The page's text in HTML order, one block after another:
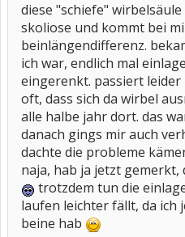
diese "schiefe"
skoliose und kommt bei
beinlängendifferenz.
ich war, endlich mal
eingerenkt. passiert
oft, dass sich da wirbel
alle halbe jahr dort. das
danach gings mir auch
dachte die probleme
naja, hab ja jetzt gemerkt,
trotzdem tun die
laufen leichter fällt, da ich
beine hab